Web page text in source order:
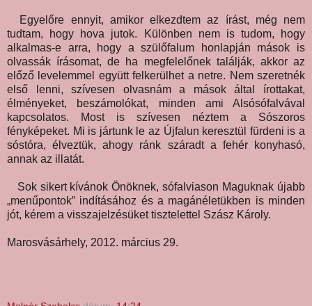
Egyelőre ennyit, amikor elkezdtem az írást, még nem
tudtam, hogy hova jutok. Különben nem is tudom, hogy
alkalmas-e arra, hogy a szülőfalum honlapján mások is
olvassák írásomat, de ha megfelelőnek találják, akkor az
előző levelemmel együtt felkerülhet a netre. Nem szeretnék
első lenni, szívesen olvasnám a mások által írottakat,
élményeket, beszámolókat, minden ami Alsósófalvával
kapcsolatos. Most is szívesen néztem a Sószoros
fényképeket. Mi is jártunk le az Újfalun keresztül fürdeni is a
sóstóra, élveztük, ahogy ránk száradt a fehér konyhasó,
annak az illatát.
Sok sikert kívánok Önöknek, sófalviason Maguknak újabb
„menűpontok” indításához és a magánéletükben is minden
jót, kérem a visszajelzésüket tisztelettel Szász Károly.
Marosvásárhely, 2012. március 29.